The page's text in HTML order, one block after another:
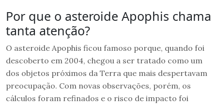
Por que o asteroide Apophis chama
tanta atenção?
O asteroide Apophis ficou famoso porque, quando foi
descoberto em 2004, chegou a ser tratado como um
dos objetos próximos da Terra que mais despertavam
preocupação. Com novas observações, porém, os
cálculos foram refinados e o risco de impacto foi